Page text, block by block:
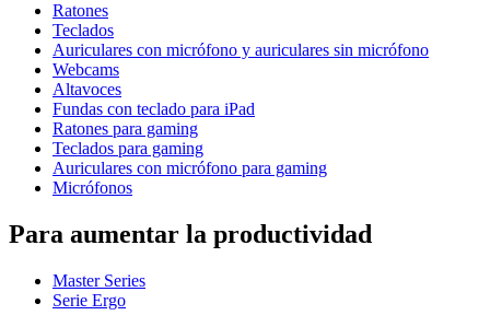
Ratones
Teclados
Auriculares con micrófono y auriculares sin micrófono
Webcams
Altavoces
Fundas con teclado para iPad
Ratones para gaming
Teclados para gaming
Auriculares con micrófono para gaming
Micrófonos
Para aumentar la productividad
Master Series
Serie Ergo